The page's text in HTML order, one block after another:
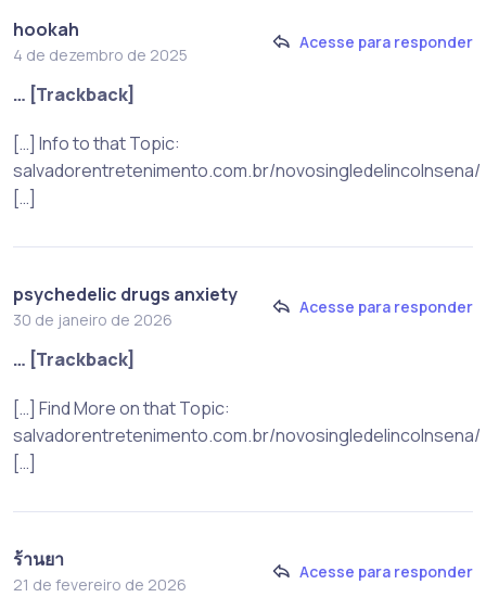
hookah
4 de dezembro de 2025
Acesse para responder
… [Trackback]
[…] Info to that Topic:
salvadorentretenimento.com.br/novosingledelincolnsena/
[…]
psychedelic drugs anxiety
30 de janeiro de 2026
Acesse para responder
… [Trackback]
[…] Find More on that Topic:
salvadorentretenimento.com.br/novosingledelincolnsena/
[…]
ร้านยา
21 de fevereiro de 2026
Acesse para responder